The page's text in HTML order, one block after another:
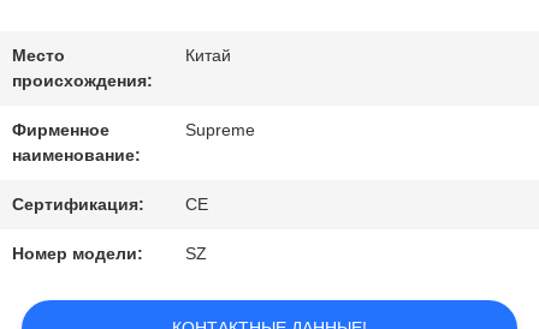
КАРТА
ПОЛИТИКА
КОНФИДЕНЦИАЛЬНОСТИ
Место
происхождения:
Китай
Фирменное
наименование:
Supreme
Сертификация: CE
Номер модели: SZ